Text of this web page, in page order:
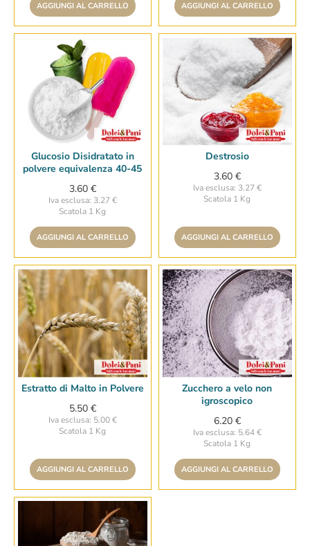
AGGIUNGI AL CARRELLO AGGIUNGI AL CARRELLO
Glucosio Disidratato in
polvere equivalenza 40-45
3.60 €
Iva esclusa: 3.27 €
Scatola 1 Kg
AGGIUNGI AL CARRELLO
Destrosio
3.60 €
Iva esclusa: 3.27 €
Scatola 1 Kg
AGGIUNGI AL CARRELLO
Estratto di Malto in Polvere
5.50 €
Iva esclusa: 5.00 €
Scatola 1 Kg
AGGIUNGI AL CARRELLO
Zucchero a velo non
igroscopico
6.20 €
Iva esclusa: 5.64 €
Scatola 1 Kg
AGGIUNGI AL CARRELLO